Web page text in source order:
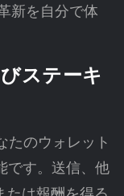
新を自分で体
ステーキ
たのウォレット
です。送信、他